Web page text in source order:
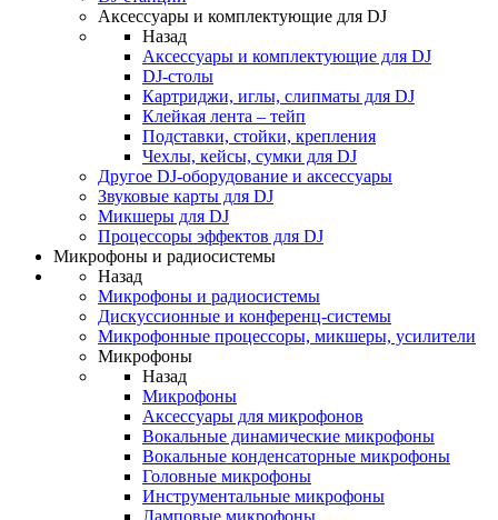
Аксессуары и комплектующие для DJ
Назад
Аксессуары и комплектующие для DJ
DJ-столы
Картриджи, иглы, слипматы для DJ
Клейкая лента – тейп
Подставки, стойки, крепления
Чехлы, кейсы, сумки для DJ
Другое DJ-оборудование и аксессуары
Звуковые карты для DJ
Микшеры для DJ
Процессоры эффектов для DJ
Микрофоны и радиосистемы
Назад
Микрофоны и радиосистемы
Дискуссионные и конференц-системы
Микрофонные процессоры, микшеры, усилители
Микрофоны
Назад
Микрофоны
Аксессуары для микрофонов
Вокальные динамические микрофоны
Вокальные конденсаторные микрофоны
Головные микрофоны
Инструментальные микрофоны
Ламповые микрофоны